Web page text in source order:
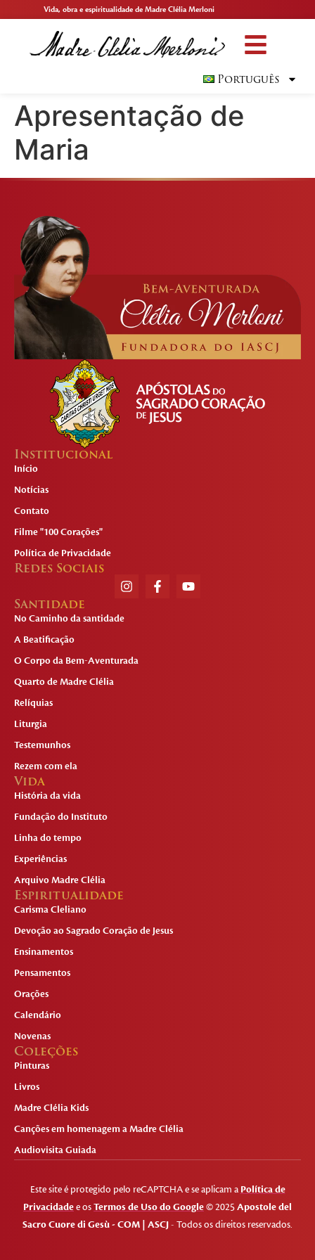
Vida, obra e espiritualidade de Madre Clélia Merloni
Português
Apresentação de
Maria
Institucional
Início
Notícias
Contato
Filme "100 Corações"
Política de Privacidade
Redes Sociais
Santidade
No Caminho da santidade
A Beatificação
O Corpo da Bem-Aventurada
Quarto de Madre Clélia
Relíquias
Liturgia
Testemunhos
Rezem com ela
Vida
História da vida
Fundação do Instituto
Linha do tempo
Experiências
Arquivo Madre Clélia
Espiritualidade
Carisma Cleliano
Devoção ao Sagrado Coração de Jesus
Ensinamentos
Pensamentos
Orações
Calendário
Novenas
Coleções
Pinturas
Livros
Madre Clélia Kids
Canções em homenagem a Madre Clélia
Audiovisita Guiada
Este site é protegido pelo reCAPTCHA e se aplicam a Política de
Privacidadee osTermos de Uso do Google© 2025Apostole del
Sacro Cuore di Gesù - COM | ASCJ- Todos os direitos reservados.